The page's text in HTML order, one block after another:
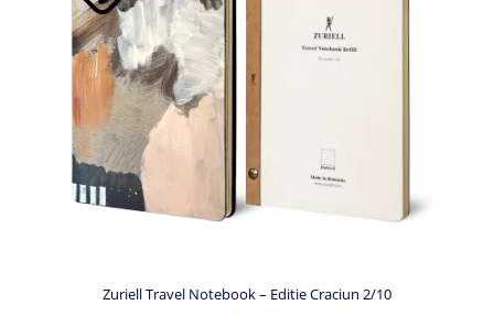
Zuriell Travel Notebook – Editie Craciun 2/10